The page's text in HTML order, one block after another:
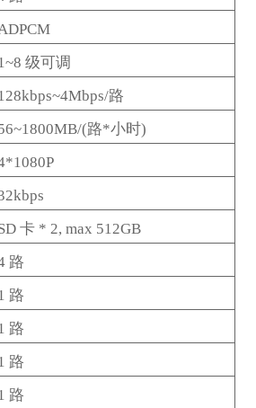
级可调
路
(路*小时)
卡 * 2, max 512GB
路
路
路
路
路